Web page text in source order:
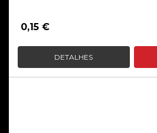
0,15 €
DETALHES